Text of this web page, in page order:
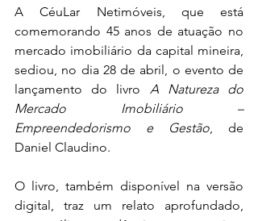
A CéuLar Netimóveis, que está
comemorando 45 anos de atuação no
mercado imobiliário da capital mineira,
sediou, no dia 28 de abril, o evento de
lançamento do livro A Natureza do
Mercado Imobiliário –
Empreendedorismo e Gestão, de
Daniel Claudino.
O livro, também disponível na versão
digital, traz um relato aprofundado,